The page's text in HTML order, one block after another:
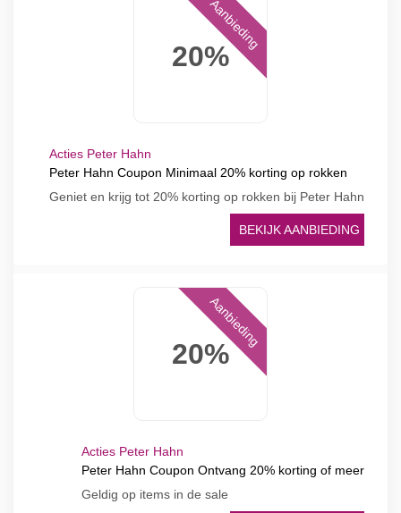
20%
Aanbieding
Acties Peter Hahn
Peter Hahn Coupon Minimaal 20% korting op rokken
Geniet en krijg tot 20% korting op rokken bij Peter Hahn
BEKIJK AANBIEDING
20%
Aanbieding
Acties Peter Hahn
Peter Hahn Coupon Ontvang 20% korting of meer
Geldig op items in de sale